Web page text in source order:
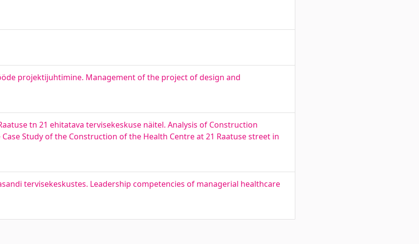
projektijuhtimine. Management of the project of design and
tn 21 ehitatava tervisekeskuse näitel. Analysis of Construction
Study of the Construction of the Health Centre at 21 Raatuse street in
tervisekeskustes. Leadership competencies of managerial healthcare